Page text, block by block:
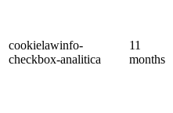
cookielawinfo-
checkbox-analitica
11
months